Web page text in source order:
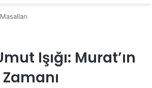
Işığı: Murat’ın